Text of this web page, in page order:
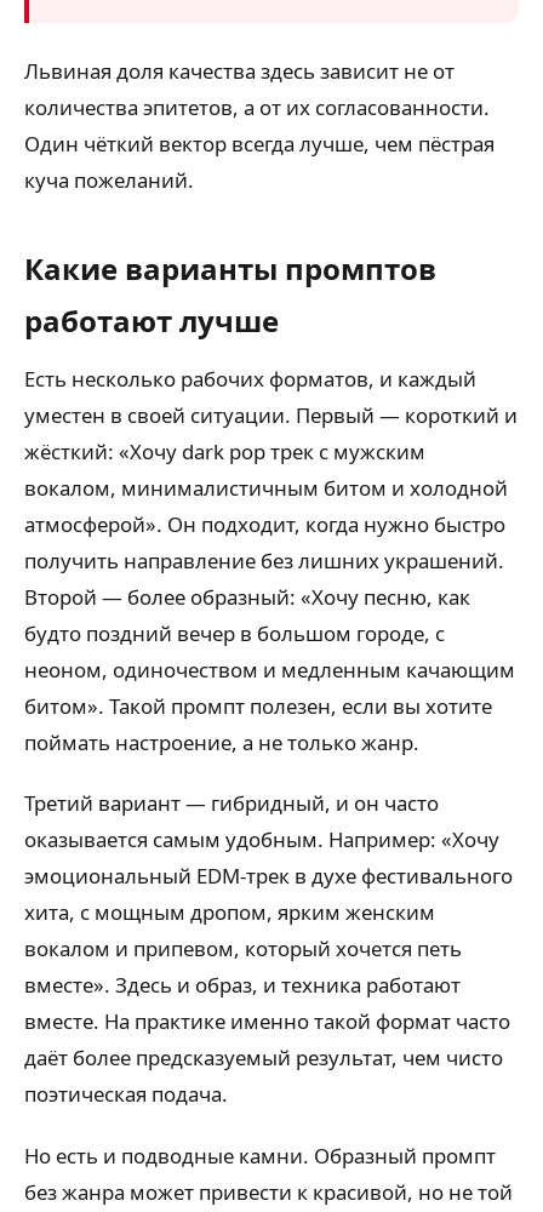
Львиная доля качества здесь зависит не от
количества эпитетов, а от их согласованности.
Один чёткий вектор всегда лучше, чем пёстрая
куча пожеланий.
Какие варианты промптов
работают лучше
Есть несколько рабочих форматов, и каждый
уместен в своей ситуации. Первый — короткий и
жёсткий: «Хочу dark pop трек с мужским
вокалом, минималистичным битом и холодной
атмосферой». Он подходит, когда нужно быстро
получить направление без лишних украшений.
Второй — более образный: «Хочу песню, как
будто поздний вечер в большом городе, с
неоном, одиночеством и медленным качающим
битом». Такой промпт полезен, если вы хотите
поймать настроение, а не только жанр.
Третий вариант — гибридный, и он часто
оказывается самым удобным. Например: «Хочу
эмоциональный EDM-трек в духе фестивального
хита, с мощным дропом, ярким женским
вокалом и припевом, который хочется петь
вместе». Здесь и образ, и техника работают
вместе. На практике именно такой формат часто
даёт более предсказуемый результат, чем чисто
поэтическая подача.
Но есть и подводные камни. Образный промпт
без жанра может привести к красивой, но не той